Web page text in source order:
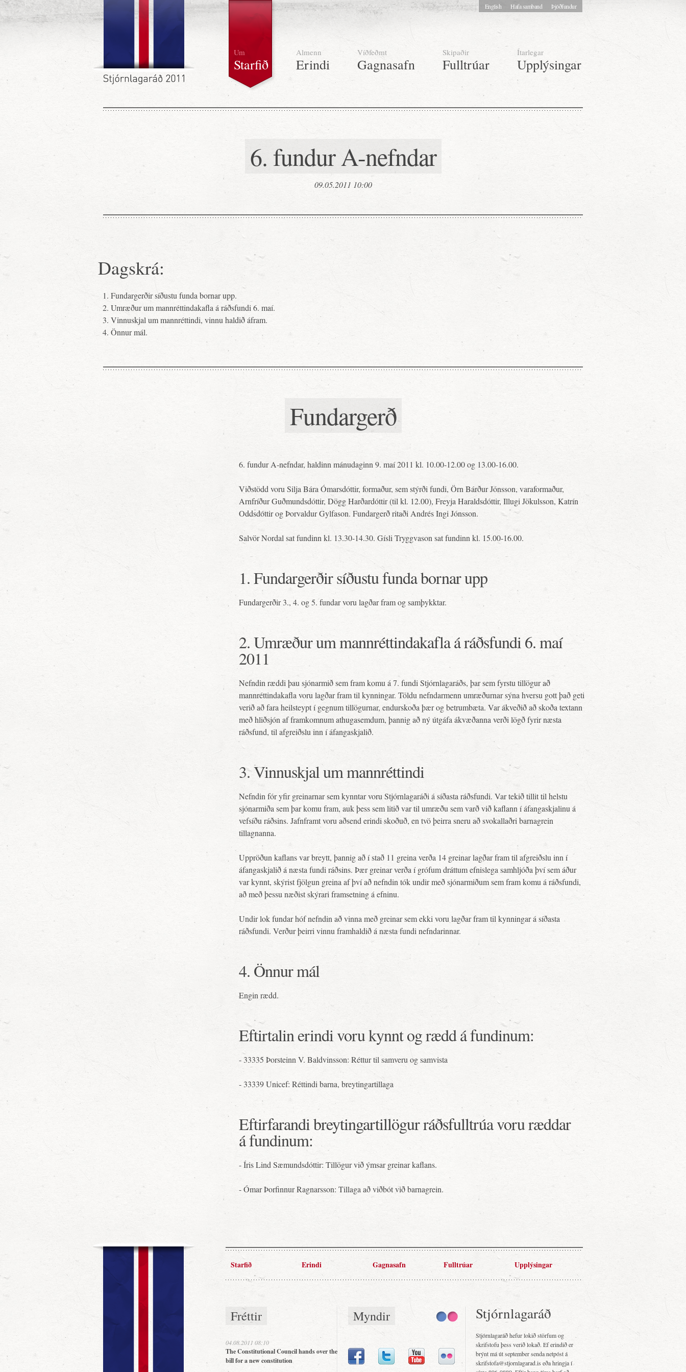
Um
Starfið
Almenn
Erindi
Víðfeðmt
Gagnasafn
Skipaðir
Fulltrúar
Ítarlegar
Upplýsingar
English Hafa samband Þjóðfundur
6. fundur A-nefndar
09.05.2011 10:00
Dagskrá:
Fundargerðir síðustu funda bornar upp.
Umræður um mannréttindakafla á ráðsfundi 6. maí.
Vinnuskjal um mannréttindi, vinnu haldið áfram.
Önnur mál.
Fundargerð
6. fundur A-nefndar, haldinn mánudaginn 9. maí 2011 kl. 10.00-12.00 og 13.00-16.00.
Viðstödd voru Silja Bára Ómarsdóttir, formaður, sem stýrði fundi, Örn Bárður Jónsson, varaformaður,
Arnfríður Guðmundsdóttir, Dögg Harðardóttir (til kl. 12.00), Freyja Haraldsdóttir, Illugi Jökulsson, Katrín
Oddsdóttir og Þorvaldur Gylfason. Fundargerð ritaði Andrés Ingi Jónsson.
Salvör Nordal sat fundinn kl. 13.30-14.30. Gísli Tryggvason sat fundinn kl. 15.00-16.00.
1. Fundargerðir síðustu funda bornar upp
Fundargerðir 3., 4. og 5. fundar voru lagðar fram og samþykktar.
2. Umræður um mannréttindakafla á ráðsfundi 6. maí
2011
Nefndin ræddi þau sjónarmið sem fram komu á 7. fundi Stjórnlagaráðs, þar sem fyrstu tillögur að
mannréttindakafla voru lagðar fram til kynningar. Töldu nefndarmenn umræðurnar sýna hversu gott það geti
verið að fara heilsteypt í gegnum tillögurnar, endurskoða þær og betrumbæta. Var ákveðið að skoða textann
með hliðsjón af framkomnum athugasemdum, þannig að ný útgáfa ákvæðanna verði lögð fyrir næsta
ráðsfund, til afgreiðslu inn í áfangaskjalið.
3. Vinnuskjal um mannréttindi
Nefndin fór yfir greinarnar sem kynntar voru Stjórnlagaráði á síðasta ráðsfundi. Var tekið tillit til helstu
sjónarmiða sem þar komu fram, auk þess sem litið var til umræðu sem varð við kaflann í áfangaskjalinu á
vefsíðu ráðsins. Jafnframt voru aðsend erindi skoðuð, en tvö þeirra sneru að svokallaðri barnagrein
tillagnanna.
Uppröðun kaflans var breytt, þannig að í stað 11 greina verða 14 greinar lagðar fram til afgreiðslu inn í
áfangaskjalið á næsta fundi ráðsins. Þær greinar verða í grófum dráttum efnislega samhljóða því sem áður
var kynnt, skýrist fjölgun greina af því að nefndin tók undir með sjónarmiðum sem fram komu á ráðsfundi,
að með þessu næðist skýrari framsetning á efninu.
Undir lok fundar hóf nefndin að vinna með greinar sem ekki voru lagðar fram til kynningar á síðasta
ráðsfundi. Verður þeirri vinnu framhaldið á næsta fundi nefndarinnar.
4. Önnur mál
Engin rædd.
Eftirtalin erindi voru kynnt og rædd á fundinum:
- 33335 Þorsteinn V. Baldvinsson: Réttur til samveru og samvista
- 33339 Unicef: Réttindi barna, breytingartillaga
Eftirfarandi breytingartillögur ráðsfulltrúa voru ræddar
á fundinum:
- Íris Lind Sæmundsdóttir: Tillögur við ýmsar greinar kaflans.
- Ómar Þorfinnur Ragnarsson: Tillaga að viðbót við barnagrein.
Starfið Erindi Gagnasafn Fulltrúar Upplýsingar
Fréttir
04.08.2011 08:10
The Constitutional Council hands over the
bill for a new constitution
Myndir Stjórnlagaráð
Stjórnlagaráð hefur lokið störfum og
skrifstofu þess verið lokað. Ef erindið er
brýnt má út september senda netpóst á
skrifstofa@stjornlagarad.is eða hringja í